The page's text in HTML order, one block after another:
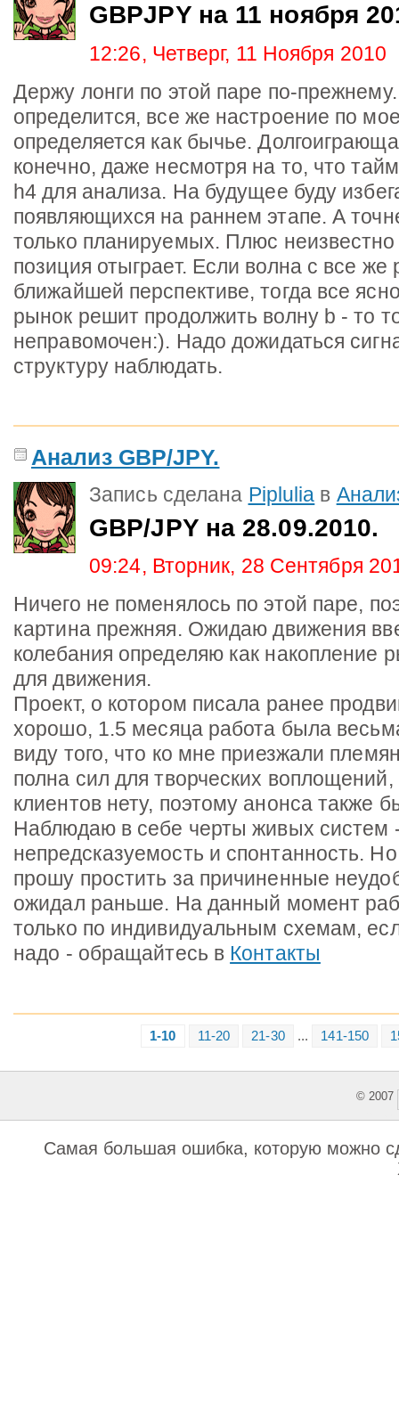
GBPJPY на 11 ноября
12:26, Четверг, 11 Ноября 2010
Держу лонги по этой паре по-
определится, все же настроение по
определяется как бычье.
конечно, даже несмотря на то, что
h4 для анализа. На будущее буду
появляющихся на раннем этапе. А
только планируемых. Плюс
позиция отыграет. Если волна c все же
ближайшей перспективе, тогда все
рынок решит продолжить волну b - то
неправомочен:). Надо дожидаться
структуру наблюдать.
Анализ GBP/JPY.
Запись сделана Piplulia в
GBP/JPY на 28.09.2010.
09:24, Вторник, 28 Сентября
Ничего не поменялось по этой паре,
картина прежняя. Ожидаю движения
колебания определяю как накопление
для движения.
Проект, о котором писала ранее
хорошо, 1.5 месяца работа была
виду того, что ко мне приезжали
полна сил для творческих
клиентов нету, поэтому анонса также
Наблюдаю в себе черты живых систем
непредсказуемость и спонтанность.
прошу простить за причиненные
ожидал раньше. На данный момент
только по индивидуальным схемам,
надо - обращайтесь в Контакты
1-10 11-20 21-30 ... 141-150
© 2007
Самая большая ошибка, которую можно